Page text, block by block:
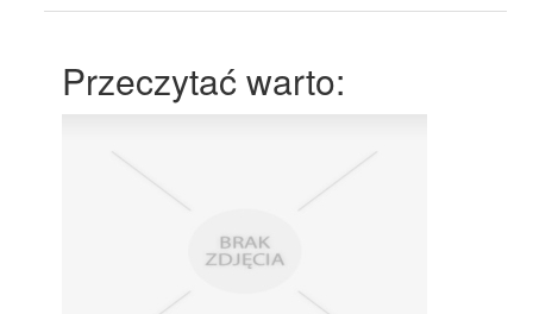
Przeczytać warto: